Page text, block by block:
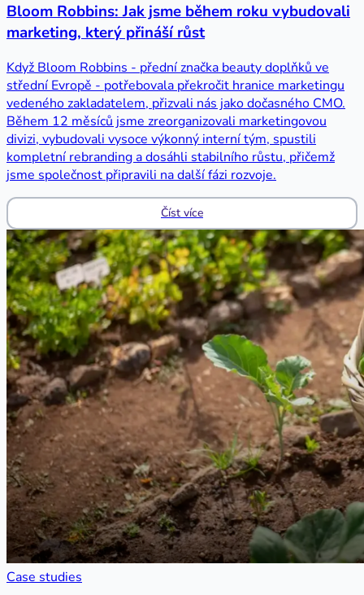
Bloom Robbins: Jak jsme během roku vybudovali
marketing, který přináší růst
Když Bloom Robbins - přední značka beauty doplňků ve
střední Evropě - potřebovala překročit hranice marketingu
vedeného zakladatelem, přizvali nás jako dočasného CMO.
Během 12 měsíců jsme zreorganizovali marketingovou
divizi, vybudovali vysoce výkonný interní tým, spustili
kompletní rebranding a dosáhli stabilního růstu, přičemž
jsme společnost připravili na další fázi rozvoje.
Číst více
Case studies